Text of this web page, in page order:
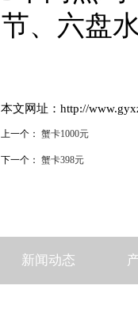
节、六
本文网址：http://
上一个： 蟹卡1000元
下一个： 蟹卡398元
新闻动态